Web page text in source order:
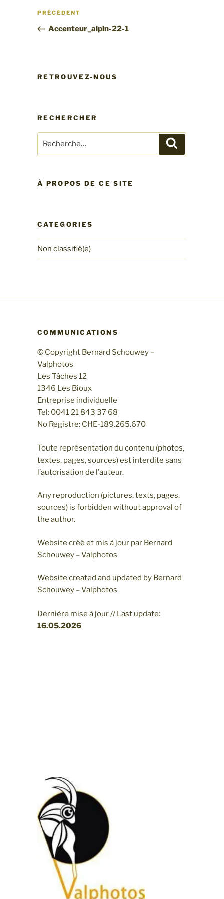
Navigation
l’article
Article
précédent
PRÉCÉDENT
Accenteur_alpin-22-1
RETROUVEZ-NOUS
RECHERCHER
pour
À PROPOS DE CE SITE
CATEGORIES
Non classifié(e)
COMMUNICATIONS
© Copyright Bernard Schouwey –
Valphotos
Les Tâches 12
1346 Les Bioux
Entreprise individuelle
Tel: 0041 21 843 37 68
No Registre: CHE-189.265.670
Toute représentation du contenu (photos,
textes, pages, sources) est interdite sans
l’autorisation de l’auteur.
Any reproduction (pictures, texts, pages,
sources) is forbidden without approval of
the author.
Website créé et mis à jour par Bernard
Schouwey – Valphotos
Website created and updated by Bernard
Schouwey – Valphotos
Dernière mise à jour // Last update:
16.05.2026